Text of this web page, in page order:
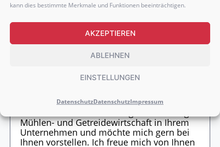
kann dies bestimmte Merkmale und Funktionen beeinträchtigen.
AKZEPTIEREN
ABLEHNEN
EINSTELLUNGEN
DatenschutzDatenschutzImpressum
WEITERE DOKUMENTE HOCHLADEN